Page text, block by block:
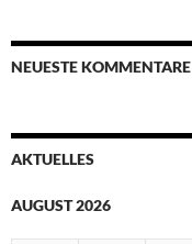
NEUESTE KOMMENTARE
AKTUELLES
AUGUST 2026